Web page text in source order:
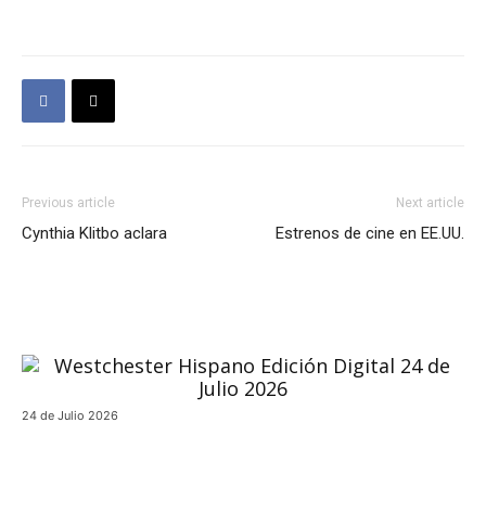
Previous article
Cynthia Klitbo aclara
Next article
Estrenos de cine en EE.UU.
24 de Julio 2026